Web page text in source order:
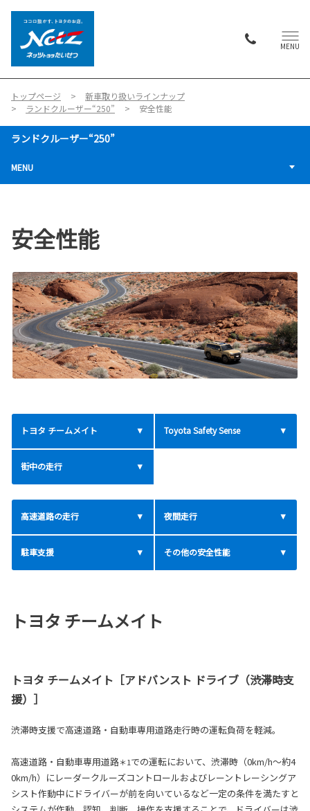
MENU
トップページ
新車取り扱いラインナップ
ランドクルーザー“250”
安全性能
ランドクルーザー“250”
MENU
安全性能
トヨタ チームメイト Toyota Safety Sense
街中の走行
高速道路の走行 夜間走行
駐車支援 その他の安全性能
トヨタ チームメイト
トヨタ チームメイト［アドバンスト ドライブ（渋滞時支
援）］
渋滞時支援で高速道路・自動車専用道路走行時の運転負荷を軽減。
高速道路・自動車専用道路＊1での運転において、渋滞時（0km/h～約4
0km/h）にレーダークルーズコントロールおよびレーントレーシングア
シスト作動中にドライバーが前を向いているなど一定の条件を満たすと